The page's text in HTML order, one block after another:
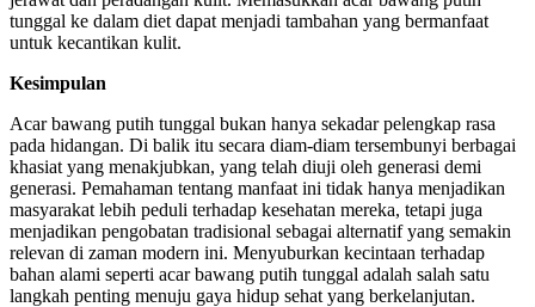
tunggal ke dalam diet dapat menjadi tambahan yang bermanfaat
untuk kecantikan kulit.
Kesimpulan
Acar bawang putih tunggal bukan hanya sekadar pelengkap rasa
pada hidangan. Di balik itu secara diam-diam tersembunyi berbagai
khasiat yang menakjubkan, yang telah diuji oleh generasi demi
generasi. Pemahaman tentang manfaat ini tidak hanya menjadikan
masyarakat lebih peduli terhadap kesehatan mereka, tetapi juga
menjadikan pengobatan tradisional sebagai alternatif yang semakin
relevan di zaman modern ini. Menyuburkan kecintaan terhadap
bahan alami seperti acar bawang putih tunggal adalah salah satu
langkah penting menuju gaya hidup sehat yang berkelanjutan.